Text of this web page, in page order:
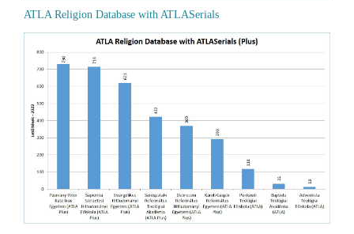
ATLA Religion Database with ATLASerials